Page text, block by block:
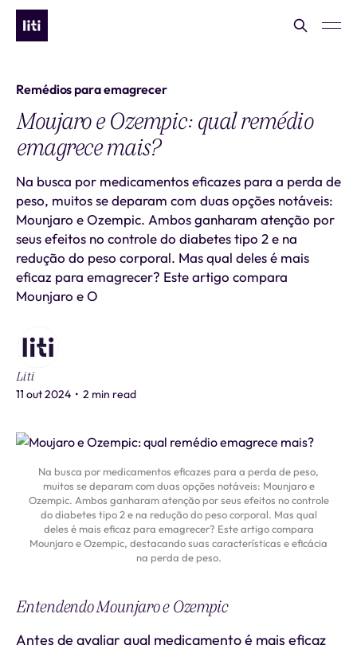
Remédios para emagrecer
Moujaro e Ozempic: qual remédio
emagrece mais?
Na busca por medicamentos eficazes para a perda de
peso, muitos se deparam com duas opções notáveis:
Mounjaro e Ozempic. Ambos ganharam atenção por
seus efeitos no controle do diabetes tipo 2 e na
redução do peso corporal. Mas qual deles é mais
eficaz para emagrecer? Este artigo compara
Mounjaro e O
Liti
11 out 2024 • 2 min read
Na busca por medicamentos eficazes para a perda de peso,
muitos se deparam com duas opções notáveis: Mounjaro e
Ozempic. Ambos ganharam atenção por seus efeitos no controle
do diabetes tipo 2 e na redução do peso corporal. Mas qual
deles é mais eficaz para emagrecer? Este artigo compara
Mounjaro e Ozempic, destacando suas características e eficácia
na perda de peso.
Entendendo Mounjaro e Ozempic
Antes de avaliar qual medicamento é mais eficaz